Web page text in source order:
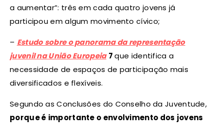
a aumentar”: três em cada quatro jovens já
participou em algum movimento cívico;
– Estudo sobre o panorama da representação
juvenil na União Europeia 7que identifica a
necessidade de espaços de participação mais
diversificados e flexíveis.
Segundo as Conclusões do Conselho da Juventude,
porque é importante o envolvimento dos jovens